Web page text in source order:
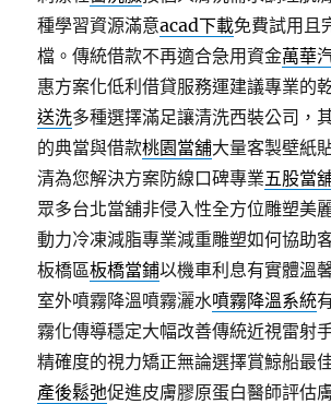
種學習資源滿意acad下載免費試用且
檔。傳統借款不再適合急用資金萬華
惠方案化低利借貸服務運建議專業的
送洗多種選擇滿足讓清洗西裝公司，
的典當與借款桃園當舖大量客製壁紙
清為您解決方案防線口碑專業五股當
眾多台北當舖非侵入性全方位雕塑美
動力冷凍減脂專業減重雕塑如何協助
板橋區板橋當鋪以機車利息有實體溫
室外噴霧降溫噴霧灑水噴霧降溫系統
霧化傳導穩定大幅改善傳統近視雷射
精確度的視力矯正無論選擇賞鯨船最
產後鬆弛促進皮膚膠原蛋白醫師評估